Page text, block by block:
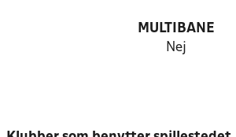
MULTIBANE
Nej